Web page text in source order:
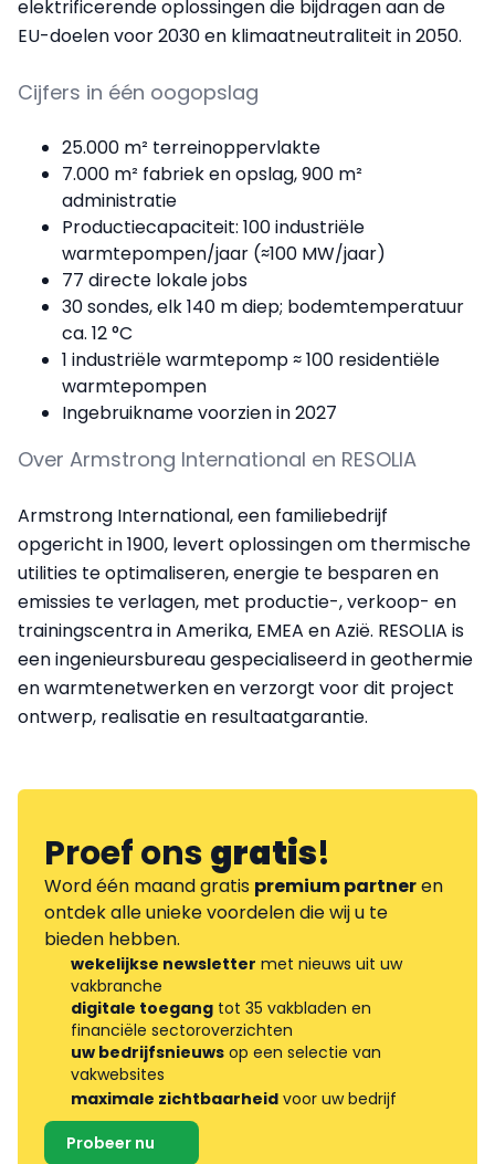
elektrificerende oplossingen die bijdragen aan de
EU-doelen voor 2030 en klimaatneutraliteit in 2050.
Cijfers in één oogopslag
25.000 m² terreinoppervlakte
7.000 m² fabriek en opslag, 900 m²
administratie
Productiecapaciteit: 100 industriële
warmtepompen/jaar (≈100 MW/jaar)
77 directe lokale jobs
30 sondes, elk 140 m diep; bodemtemperatuur
ca. 12 °C
1 industriële warmtepomp ≈ 100 residentiële
warmtepompen
Ingebruikname voorzien in 2027
Over Armstrong International en RESOLIA
Armstrong International, een familiebedrijf
opgericht in 1900, levert oplossingen om thermische
utilities te optimaliseren, energie te besparen en
emissies te verlagen, met productie-, verkoop- en
trainingscentra in Amerika, EMEA en Azië. RESOLIA is
een ingenieursbureau gespecialiseerd in geothermie
en warmtenetwerken en verzorgt voor dit project
ontwerp, realisatie en resultaatgarantie.
Proef onsgratis!
Word één maand gratis premium partneren
ontdek alle unieke voordelen die wij u te
bieden hebben.
wekelijkse newsletter met nieuws uit uw
vakbranche
digitale toegang tot 35 vakbladen en
financiële sectoroverzichten
uw bedrijfsnieuws op een selectie van
vakwebsites
maximale zichtbaarheid voor uw bedrijf
Probeer nu